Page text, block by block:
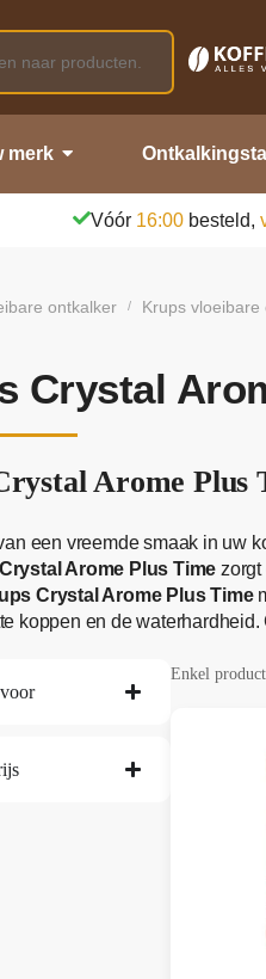
merk
Vóór 16:00 besteld,
ontkalker / Krups vloeibare
Crystal
Arome Plus
een vreemde smaak in uw
Arome Plus Time zorgt
Crystal Arome Plus Time
koppen en de
Enkel product